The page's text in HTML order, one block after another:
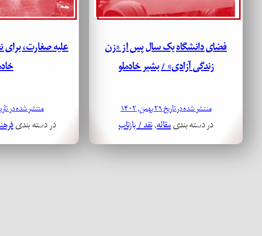
فضای دانشگاه یک سال پس از «زن
زندگی آزادی» / بشیر خادملو
منتشر شده در تاریخ ۲۹ بهمن, ۱۴۰۲
در دسته بندیمقاله, نقد / بازتاب
علیه صغارت،
منتشر شده در تاریخ ۳ آبان,
در دسته بندی